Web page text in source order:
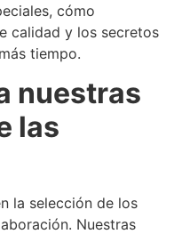
cómo
calidad y los secretos
tiempo.
nuestras
las
la selección de los
Nuestras